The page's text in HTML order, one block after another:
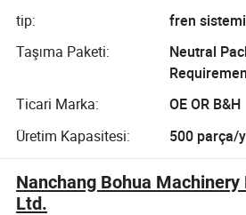
tip:
fren sistemi
Taşıma Paketi:
Neutral
Ticari Marka:
OE OR B&H
Üretim Kapasitesi:
500 parça/
Nanchang Bohua Machinery
Ltd.